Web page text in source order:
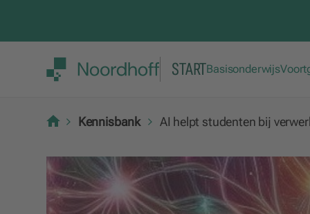
STARTBasisonderwijs
Kennisbank AI helpt studenten bij